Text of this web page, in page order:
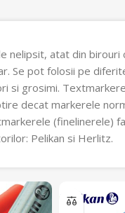
nelipsit, atat din birouri
Se pot folosii pe
si grosimi.
decat markerele
(finelinerele)
Pelikan si Herlitz.